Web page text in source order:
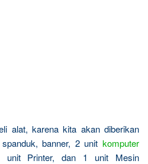
alat, karena kita akan diberikan
banner, 2 unit komputer
unit Printer, dan 1 unit Mesin